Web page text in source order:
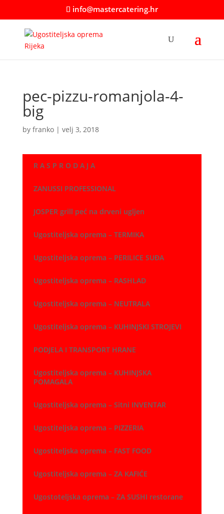
info@mastercatering.hr
pec-pizzu-romanjola-4-
big
by franko| velj 3, 2018
R A S P R O D A J A
ZANUSSI PROFESSIONAL
JOSPER grill peć na drveni ugljen
Ugostiteljska oprema – TERMIKA
Ugostiteljska oprema – PERILICE SUĐA
Ugostiteljska oprema – RASHLAD
Ugostiteljska oprema – NEUTRALA
Ugostiteljska oprema – KUHINJSKI STROJEVI
PODJELA I TRANSPORT HRANE
Ugostiteljska oprema – KUHINJSKA
POMAGALA
Ugostiteljska oprema – Sitni INVENTAR
Ugostiteljska oprema – PIZZERIA
Ugostiteljska oprema – FAST FOOD
Ugostiteljska oprema – ZA KAFIĆE
Ugostoteljska oprema – ZA SUSHI restorane